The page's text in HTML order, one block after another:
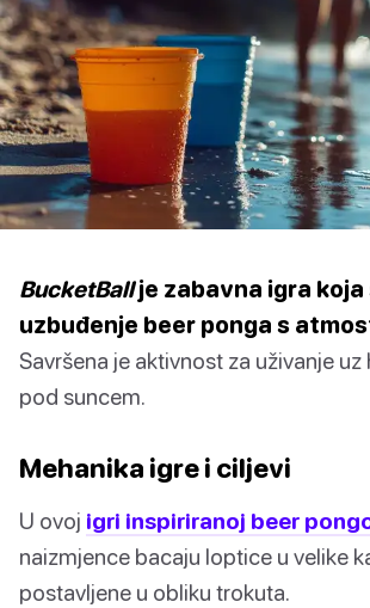
BucketBallje zabavna igra koja
uzbuđenje beer ponga s
Savršena je aktivnost za uživanje
pod suncem.
Mehanika igre i ciljevi
U ovoj igri inspiriranoj beer
naizmjence bacaju loptice u velike
postavljene u obliku trokuta.